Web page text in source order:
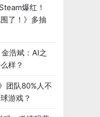
爆红！
了！》多抽
浩斌：AI之
样？
团队80%人不
游戏？